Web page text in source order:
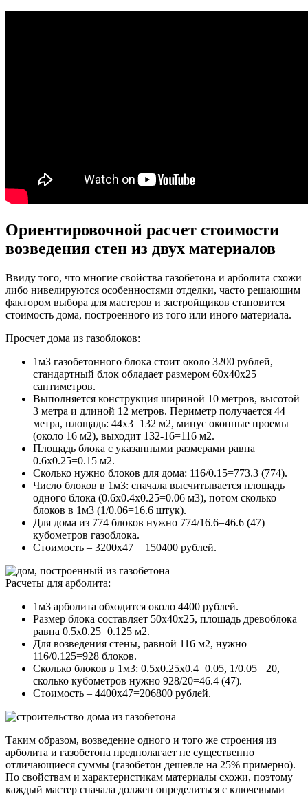
Ориентировочной расчет стоимости
возведения стен из двух материалов
Ввиду того, что многие свойства газобетона и арболита схожи
либо нивелируются особенностями отделки, часто решающим
фактором выбора для мастеров и застройщиков становится
стоимость дома, построенного из того или иного материала.
Просчет дома из газоблоков:
1м3 газобетонного блока стоит около 3200 рублей,
стандартный блок обладает размером 60х40х25
сантиметров.
Выполняется конструкция шириной 10 метров, высотой
3 метра и длиной 12 метров. Периметр получается 44
метра, площадь: 44х3=132 м2, минус оконные проемы
(около 16 м2), выходит 132-16=116 м2.
Площадь блока с указанными размерами равна
0.6х0.25=0.15 м2.
Сколько нужно блоков для дома: 116/0.15=773.3 (774).
Число блоков в 1м3: сначала высчитывается площадь
одного блока (0.6х0.4х0.25=0.06 м3), потом сколько
блоков в 1м3 (1/0.06=16.6 штук).
Для дома из 774 блоков нужно 774/16.6=46.6 (47)
кубометров газоблока.
Стоимость – 3200х47 = 150400 рублей.
Расчеты для арболита:
1м3 арболита обходится около 4400 рублей.
Размер блока составляет 50х40х25, площадь древоблока
равна 0.5х0.25=0.125 м2.
Для возведения стены, равной 116 м2, нужно
116/0.125=928 блоков.
Сколько блоков в 1м3: 0.5х0.25х0.4=0.05, 1/0.05= 20,
сколько кубометров нужно 928/20=46.4 (47).
Стоимость – 4400х47=206800 рублей.
Таким образом, возведение одного и того же строения из
арболита и газобетона предполагает не существенно
отличающиеся суммы (газобетон дешевле на 25% примерно).
По свойствам и характеристикам материалы схожи, поэтому
каждый мастер сначала должен определиться с ключевыми